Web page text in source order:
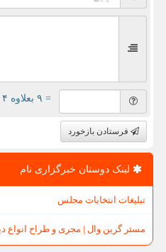
= ۹ بعلاوه ۴
فرستادن بازخورد
لینک دوستان خبرگزاری نام
تبلیغات انتخابات مجلس
مستر گرین وال | مجری و طراح انواع